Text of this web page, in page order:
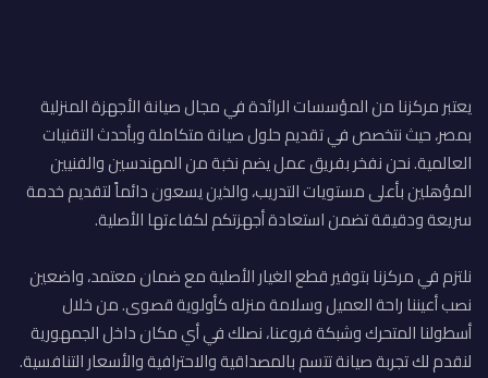
يعتبر مركزنا من المؤسسات الرائدة في مجال صيانة الأجهزة المنزلية
بمصر، حيث نتخصص في تقديم حلول صيانة متكاملة وبأحدث التقنيات
العالمية. نحن نفخر بفريق عمل يضم نخبة من المهندسين والفنيين
المؤهلين بأعلى مستويات التدريب، والذين يسعون دائماً لتقديم خدمة
سريعة ودقيقة تضمن استعادة أجهزتكم لكفاءتها الأصلية.
نلتزم في مركزنا بتوفير قطع الغيار الأصلية مع ضمان معتمد، واضعين
نصب أعيننا راحة العميل وسلامة منزله كأولوية قصوى. من خلال
أسطولنا المتحرك وشبكة فروعنا، نصلك في أي مكان داخل الجمهورية
لنقدم لك تجربة صيانة تتسم بالمصداقية والاحترافية والأسعار التنافسية.